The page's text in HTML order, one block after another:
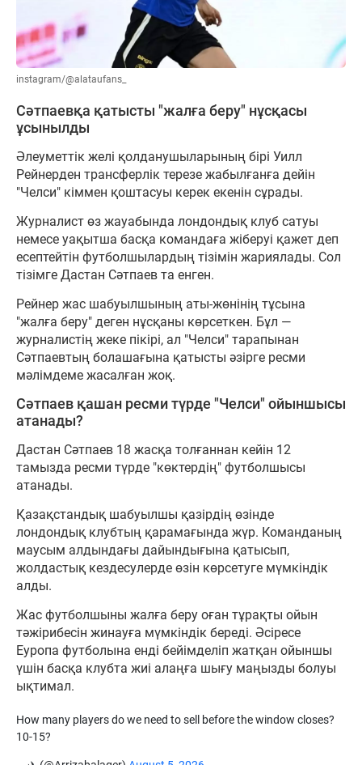
instagram/@alataufans_
Сәтпаевқа қатысты "жалға беру" нұсқасы
ұсынылды
Әлеуметтік желі қолданушыларының бірі Уилл
Рейнерден трансферлік терезе жабылғанға дейін
"Челси" кіммен қоштасуы керек екенін сұрады.
Журналист өз жауабында лондондық клуб сатуы
немесе уақытша басқа командаға жіберуі қажет деп
есептейтін футболшылардың тізімін жариялады. Сол
тізімге Дастан Сәтпаев та енген.
Рейнер жас шабуылшының аты-жөнінің тұсына
"жалға беру" деген нұсқаны көрсеткен. Бұл —
журналистің жеке пікірі, ал "Челси" тарапынан
Сәтпаевтың болашағына қатысты әзірге ресми
мәлімдеме жасалған жоқ.
Сәтпаев қашан ресми түрде "Челси" ойыншысы
атанады?
Дастан Сәтпаев 18 жасқа толғаннан кейін 12
тамызда ресми түрде "көктердің" футболшысы
атанады.
Қазақстандық шабуылшы қазірдің өзінде
лондондық клубтың қарамағында жүр. Команданың
маусым алдындағы дайындығына қатысып,
жолдастық кездесулерде өзін көрсетуге мүмкіндік
алды.
Жас футболшыны жалға беру оған тұрақты ойын
тәжірибесін жинауға мүмкіндік береді. Әсіресе
Еуропа футболына енді бейімделіп жатқан ойыншы
үшін басқа клубта жиі алаңға шығу маңызды болуы
ықтимал.
How many players do we need to sell before the window closes?
10-15?